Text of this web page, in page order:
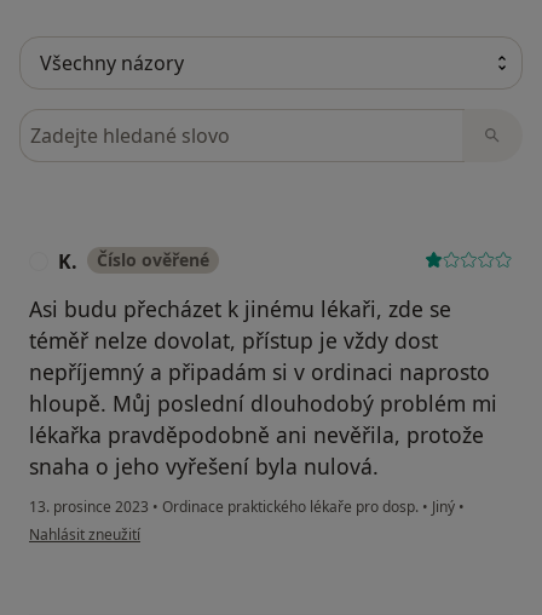
Hledejte v názorech
K. Číslo ověřené
Asi budu přecházet k jinému lékaři, zde se
téměř nelze dovolat, přístup je vždy dost
nepříjemný a připadám si v ordinaci naprosto
hloupě. Můj poslední dlouhodobý problém mi
lékařka pravděpodobně ani nevěřila, protože
snaha o jeho vyřešení byla nulová.
13. prosince 2023 • Ordinace praktického lékaře pro dosp. • Jiný •
podle názoru uživatele K.
Nahlásit zneužití